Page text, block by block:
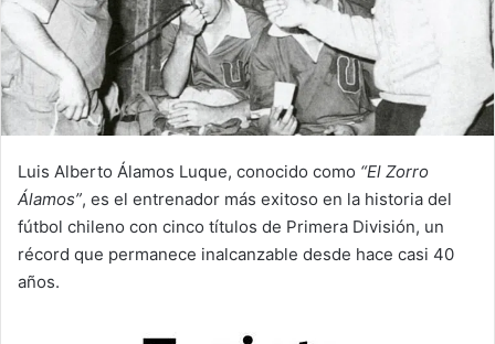
Luis Alberto Álamos Luque, conocido como “El Zorro
Álamos”, es el entrenador más exitoso en la historia del
fútbol chileno con cinco títulos de Primera División, un
récord que permanece inalcanzable desde hace casi 40
años.